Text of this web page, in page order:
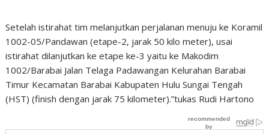
Setelah istirahat tim melanjutkan perjalanan menuju ke Koramil
1002-05/Pandawan (etape-2, jarak 50 kilo meter), usai
istirahat dilanjutkan ke etape ke-3 yaitu ke Makodim
1002/Barabai Jalan Telaga Padawangan Kelurahan Barabai
Timur Kecamatan Barabai Kabupaten Hulu Sungai Tengah
(HST) (finish dengan jarak 75 kilometer).”tukas Rudi Hartono